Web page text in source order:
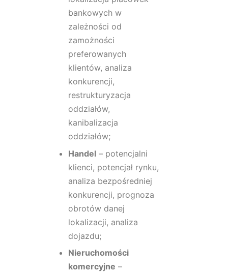
bankowych w
zależności od
zamożności
preferowanych
klientów, analiza
konkurencji,
restrukturyzacja
oddziałów,
kanibalizacja
oddziałów;
Handel – potencjalni
klienci, potencjał rynku,
analiza bezpośredniej
konkurencji, prognoza
obrotów danej
lokalizacji, analiza
dojazdu;
Nieruchomości
komercyjne –